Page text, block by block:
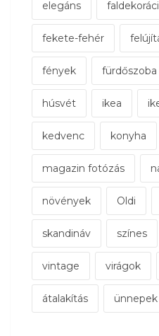
elegáns
fekete-fehér
fények fürdőszoba
húsvét ikea
kedvenc konyha
magazin fotózás
növények Oldi
skandináv színes
vintage virágok
átalakítás ünnepek